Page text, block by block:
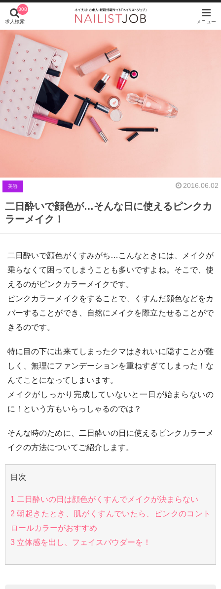
308
求人検索 メニュー
美容 2016.06.02
二日酔いで顔色が…そんな日に使えるピンクカ
ラーメイク！
二日酔いで顔色がくすみがち…こんなときには、メイクが
乗らなくて困ってしまうことも多いですよね。そこで、使
えるのがピンクカラーメイクです。
ピンクカラーメイクをすることで、くすんだ顔色などをカ
バーすることができ、自然にメイクを際立たせることがで
きるのです。
特に目の下に出来てしまったクマはきれいに隠すことが難
しく、無理にファンデーションを重ねすぎてしまった！な
んてことになってしまいます。
メイクがしっかり完成していないと一日が始まらないの
に！という方もいらっしゃるのでは？
そんな時のために、二日酔いの日に使えるピンクカラーメ
イクの方法についてご紹介します。
目次
1 二日酔いの日は顔色がくすんでメイクが決まらない
2 朝起きたとき、肌がくすんでいたら、ピンクのコント
ロールカラーがおすすめ
3 立体感を出し、フェイスパウダーを！